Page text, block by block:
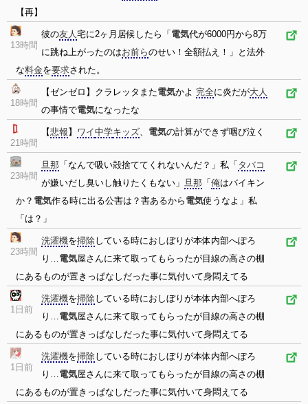
【再】
13時間
彼の友人宅に2ヶ月居候したら「 電気代が6000円から8万
に跳ね上がったのはお前らのせい！全額払え！」と法外
な料金を要求された。
18時間
【ゼンゼロ】クラレッタまた電気かよ 完全に炎だが大人
の事情で電気になったな
21時間
【悲報 】 ワイ中学キッズ、 電気の計算ができず咽び泣く
23時間
旦那 「なんで吸い殻捨ててくれないんだ？」私「 タバコ
が嫌いだし臭いし触りたくもない」 旦那 「 俺はバイキン
か？ 電気作る時に出る公害は？害あるから 電気使うなよ」私
「は？」
23時間
洗濯機を掃除している時におしぼりが本体内部へぽろ
り…電気屋さんに来て取ってもらったが目線の高さの棚
にあるものが置きっぱなしだった事に気付いて身悶えてる
1日前
洗濯機を掃除している時におしぼりが本体内部へぽろ
り…電気屋さんに来て取ってもらったが目線の高さの棚
にあるものが置きっぱなしだった事に気付いて身悶えてる
1日前
洗濯機を掃除している時におしぼりが本体内部へぽろ
り…電気屋さんに来て取ってもらったが目線の高さの棚
にあるものが置きっぱなしだった事に気付いて身悶えてる